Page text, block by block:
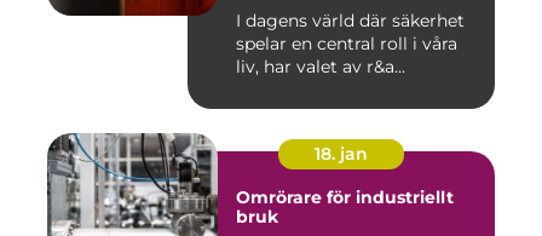
I dagens värld där säkerhet
spelar en central roll i våra
liv, har valet av r&a...
18. jan
Omrörare för industriellt
bruk